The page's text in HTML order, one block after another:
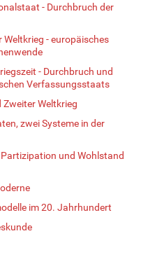
- Durchbruch der
- europäisches
- Durchbruch und
Verfassungsstaats
Weltkrieg
zwei Systeme in der
und Wohlstand
im 20. Jahrhundert